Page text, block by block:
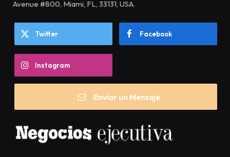
Avenue #800, Miami, FL, 33131, USA.
Twitter Facebook
Instagram
Enviar un Mensaje